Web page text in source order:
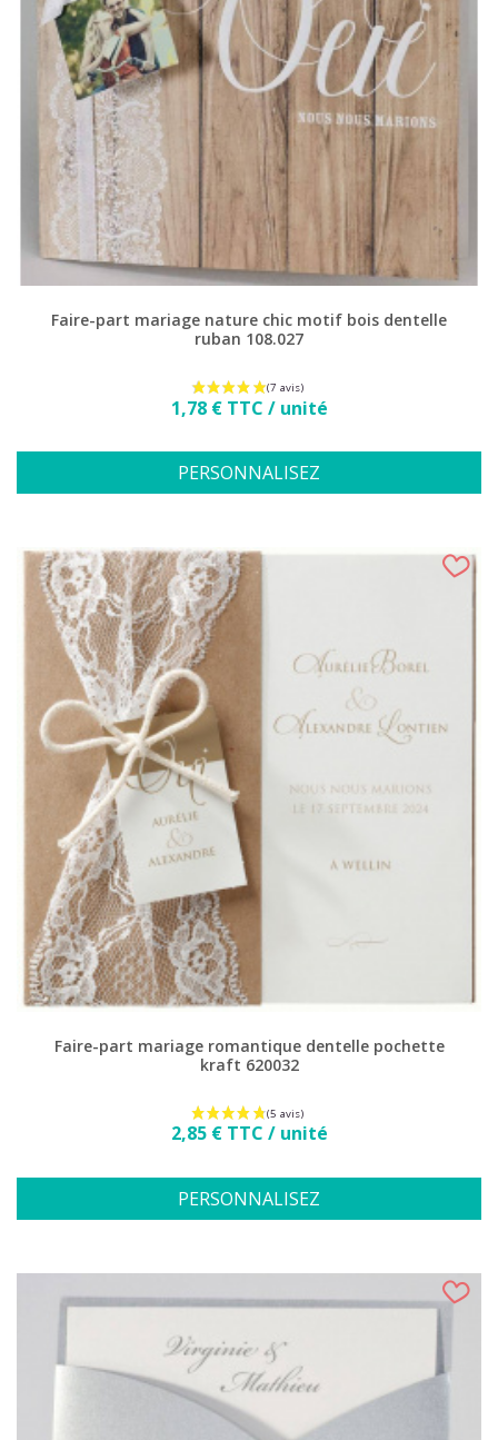
Faire-part mariage nature chic motif bois dentelle
ruban 108.027
Prix
1,78 € TTC / unité
PERSONNALISEZ
Faire-part mariage romantique dentelle pochette
kraft 620032
Prix
2,85 € TTC / unité
PERSONNALISEZ